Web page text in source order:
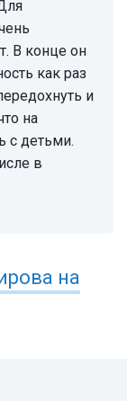
В конце он
как раз
и
на
с детьми.
в
на